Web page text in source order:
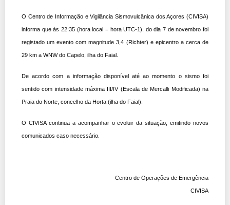
O Centro de Informação e Vigilância Sismovulcânica dos Açores (CIVISA)
informa que às 22:35 (hora local = hora UTC-1), do dia 7 de novembro foi
registado um evento com magnitude 3,4 (Richter) e epicentro a cerca de
29 km a WNW do Capelo, ilha do Faial.
De acordo com a informação disponível até ao momento o sismo foi
sentido com intensidade máxima III/IV (Escala de Mercalli Modificada) na
Praia do Norte, concelho da Horta (ilha do Faial).
O CIVISA continua a acompanhar o evoluir da situação, emitindo novos
comunicados caso necessário.
Centro de Operações de Emergência
CIVISA